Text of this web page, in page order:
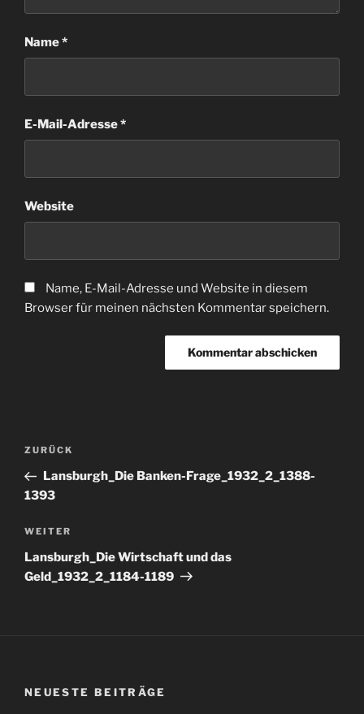
Name*
E-Mail-Adresse*
Website
Name, E-Mail-Adresse und Website in diesem
Browser für meinen nächsten Kommentar speichern.
Beitragsnavigation
Vorheriger
Beitrag
ZURÜCK
Lansburgh_Die Banken-Frage_1932_2_1388-
1393
Nächster
Beitrag
WEITER
Lansburgh_Die Wirtschaft und das
Geld_1932_2_1184-1189
NEUESTE BEITRÄGE